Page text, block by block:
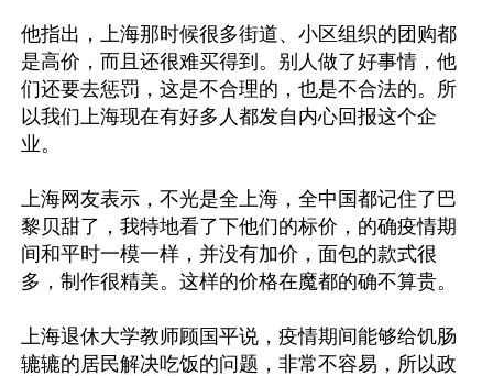
他指出，上海那时候很多街道、小区组织的团购都
是高价，而且还很难买得到。别人做了好事情，他
们还要去惩罚，这是不合理的，也是不合法的。所
以我们上海现在有好多人都发自内心回报这个企
业。
上海网友表示，不光是全上海，全中国都记住了巴
黎贝甜了，我特地看了下他们的标价，的确疫情期
间和平时一模一样，并没有加价，面包的款式很
多，制作很精美。这样的价格在魔都的确不算贵。
上海退休大学教师顾国平说，疫情期间能够给饥肠
辘辘的居民解决吃饭的问题，非常不容易，所以政